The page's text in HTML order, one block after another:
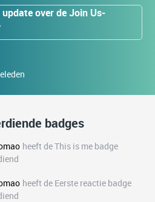
over de Join Us-
badges
heeft de This is me badge
heeft de Eerste reactie badge